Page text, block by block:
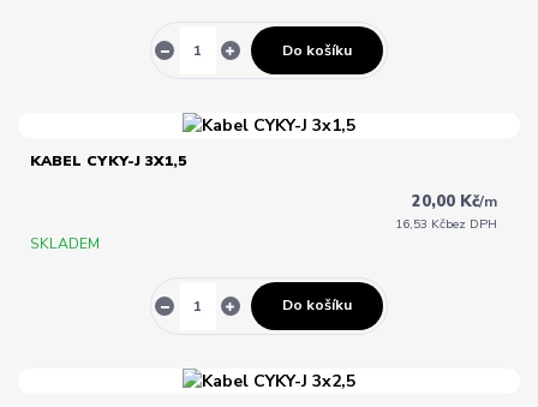
Do košíku
KABEL CYKY-J 3X1,5
20,00 Kč/m
16,53 Kčbez DPH
SKLADEM
Do košíku